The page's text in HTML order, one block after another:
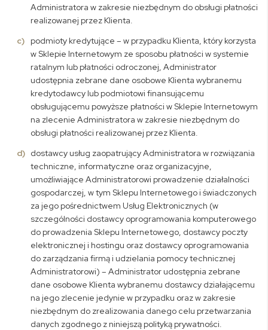
Administratora w zakresie niezbędnym do obsługi płatności
realizowanej przez Klienta.
podmioty kredytujące – w przypadku Klienta, który korzysta
w Sklepie Internetowym ze sposobu płatności w systemie
ratalnym lub płatności odroczonej, Administrator
udostępnia zebrane dane osobowe Klienta wybranemu
kredytodawcy lub podmiotowi finansującemu
obsługującemu powyższe płatności w Sklepie Internetowym
na zlecenie Administratora w zakresie niezbędnym do
obsługi płatności realizowanej przez Klienta.
dostawcy usług zaopatrujący Administratora w rozwiązania
techniczne, informatyczne oraz organizacyjne,
umożliwiające Administratorowi prowadzenie działalności
gospodarczej, w tym Sklepu Internetowego i świadczonych
za jego pośrednictwem Usług Elektronicznych (w
szczególności dostawcy oprogramowania komputerowego
do prowadzenia Sklepu Internetowego, dostawcy poczty
elektronicznej i hostingu oraz dostawcy oprogramowania
do zarządzania firmą i udzielania pomocy technicznej
Administratorowi) – Administrator udostępnia zebrane
dane osobowe Klienta wybranemu dostawcy działającemu
na jego zlecenie jedynie w przypadku oraz w zakresie
niezbędnym do zrealizowania danego celu przetwarzania
danych zgodnego z niniejszą polityką prywatności.